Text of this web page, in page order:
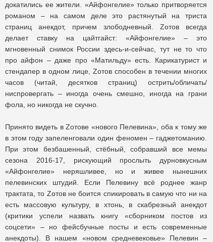
докатились ее жители. «Айфонгелие» только притворяется
романом – на самом деле это растянутый на триста
страниц анекдот, причем злободневный. Zотов всегда
делает ставку на цайтгайст: «Айфонгелие» – это
мгновенный снимок России здесь-и-сейчас, тут не то что
про айфон – даже про «Матильду» есть. Карикатурист и
стендапер в одном лице, Zотов способен в течении многих
часов (читай, десятков страниц) острить/обличать/
ниспровергать – иногда очень смешно, иногда на грани
фола, но никогда не скучно.
Принято видеть в Zотове «нового Пелевина», оба к тому же
в этом году запеленговали один феномен – гаджетоманию.
При этом безбашенный, стёбный, собравший все мемы
сезона 2016-17, рискующий прослыть дурновкусным
«Айфонгелие» неряшливее, но и живее нынешних
пелевинских штудий. Если Пелевину всё роднее жанр
трактата, то Zотов не боится спикировать в самую что ни на
есть массовую культуру, в хтонь, в скабрезный анекдот
(критики успели назвать книгу «сборником постов из
соцсети» – но фейсбучные посты и есть современные
анекдоты). В нашем «новом средневековье» Пелевин –